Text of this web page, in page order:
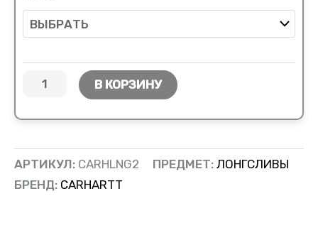
В КОРЗИНУ
АРТИКУЛ: CARHLNG2 ПРЕДМЕТ: ЛОНГСЛИВЫ
БРЕНД: CARHARTT